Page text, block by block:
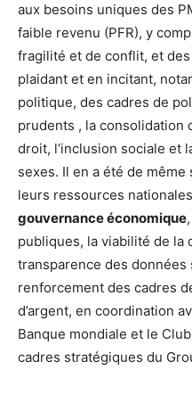
aux besoins uniques des
faible revenu (PFR), y
fragilité et de conflit, et
plaidant et en incitant,
politique, des cadres de
prudents , la consolidation
droit, l’inclusion sociale et
sexes. Il en a été de même
leurs ressources
gouvernance économique
publiques, la viabilité de la
transparence des données
renforcement des cadres
d’argent, en coordination
Banque mondiale et le
cadres stratégiques du